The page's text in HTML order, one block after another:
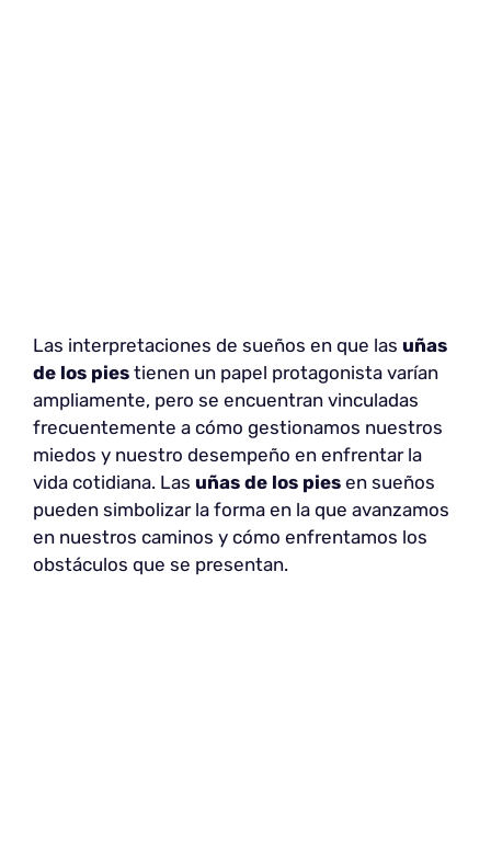
Las interpretaciones de sueños en que las uñas
de los pies tienen un papel protagonista varían
ampliamente, pero se encuentran vinculadas
frecuentemente a cómo gestionamos nuestros
miedos y nuestro desempeño en enfrentar la
vida cotidiana. Las uñas de los pies en sueños
pueden simbolizar la forma en la que avanzamos
en nuestros caminos y cómo enfrentamos los
obstáculos que se presentan.